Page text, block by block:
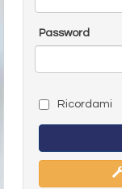
Password
Ricordami